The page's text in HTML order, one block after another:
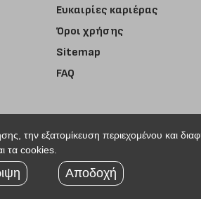
Ευκαιρίες καριέρας
Όροι χρήσης
Sitemap
FAQ
την εξατομίκευση περιεχομένου και
τα cookies.
Αποδοχή